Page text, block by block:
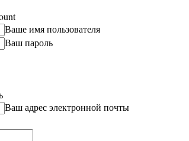
Ваше имя пользователя
Ваш пароль
Ваш адрес электронной почты